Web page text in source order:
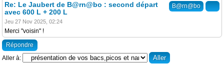
B@rn@bo
Re: Le Jaubert de B@rn@bo : second départ
avec 600 L + 200 L
Jeu 27 Nov 2025, 02:24
Merci "voisin" !
Répondre
Aller à: